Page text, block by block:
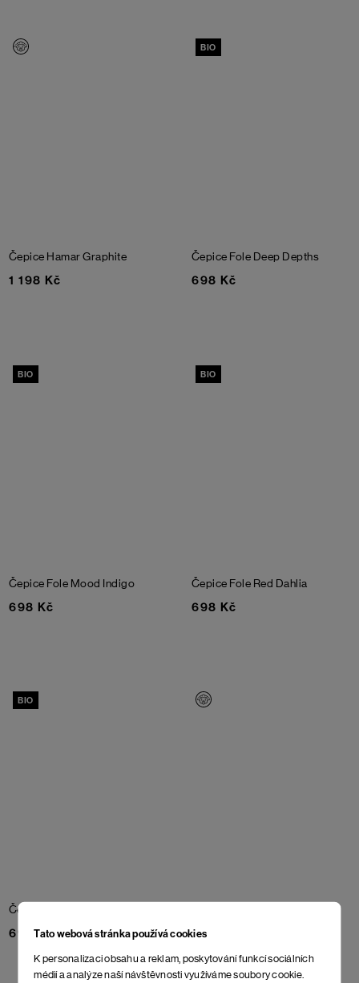
Tato webová stránka používá cookies
K personalizaci obsahu a reklam, poskytování funkcí sociálních
médií a analýze naší návštěvnosti využíváme soubory cookie.
Čepice HamarGraphite
1 198 Kč
BIO
Čepice Fole Deep Depths
698 Kč
BIO
Čepice Fole Mood Indigo
698 Kč
BIO
Čepice Fole Red Dahlia
698 Kč
BIO
Čepice Fole
698 Kč